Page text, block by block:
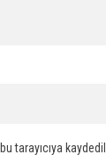
tarayıcıya